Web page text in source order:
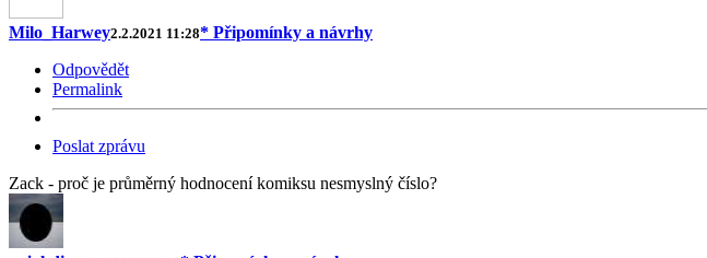
Milo_Harwey2.2.2021 11:28* Připomínky a návrhy
Odpovědět
Permalink
Poslat zprávu
Zack - proč je průměrný hodnocení komiksu nesmyslný číslo?